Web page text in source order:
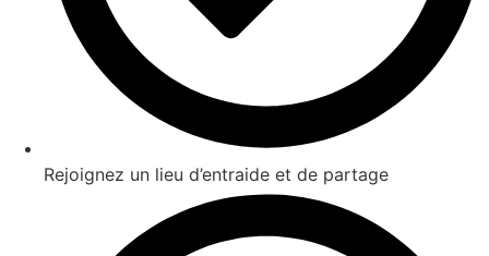
Rejoignez un lieu d’entraide et de partage